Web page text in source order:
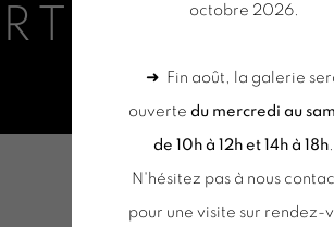
FAIR
KYOUNG LEE SOLO
octobre 2026.
➜ Fin août, la galerie
ouverte du mercredi au
de 10h à 12h et 14h à 18h.
N'hésitez pas à nous
pour une visite sur rendez-